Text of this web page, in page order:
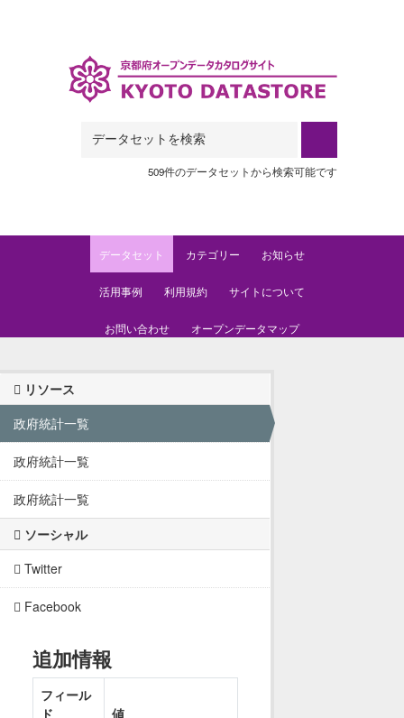
509件のデータセットから検索可能です
データセット カテゴリー お知らせ
活用事例 利用規約 サイトについて
お問い合わせ オープンデータマップ
リソース
政府統計一覧
政府統計一覧
政府統計一覧
ソーシャル
Twitter
Facebook
追加情報
フィール
ド
値